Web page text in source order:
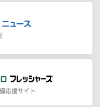
応援サイト